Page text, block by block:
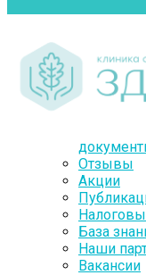
Отзывы
Акции
База
Наши
Вакансии